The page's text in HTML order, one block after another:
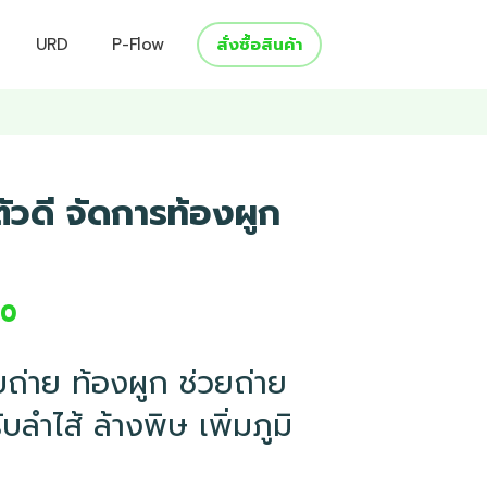
URD P-Flow สั่งซื้อสินค้า
วดี จัดการท้องผูก
าย ท้องผูก ช่วยถ่าย
ลำไส้ ล้างพิษ เพิ่มภูมิ